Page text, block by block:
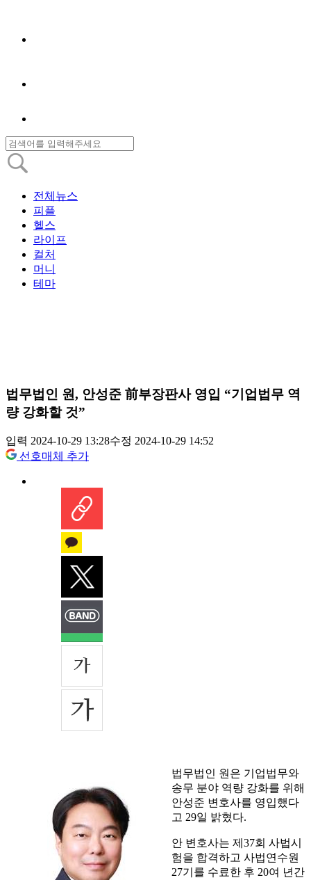
전체뉴스
피플
헬스
라이프
컬처
머니
테마
법무법인 원, 안성준 前부장판사 영입 “기업법무 역
량 강화할 것”
입력 2024-10-29 13:28수정 2024-10-29 14:52
선호매체 추가
법무법인 원은 기업법무와
송무 분야 역량 강화를 위해
안성준 변호사를 영입했다
고 29일 밝혔다.
안 변호사는 제37회 사법시
험을 합격하고 사법연수원
27기를 수료한 후 20여 년간